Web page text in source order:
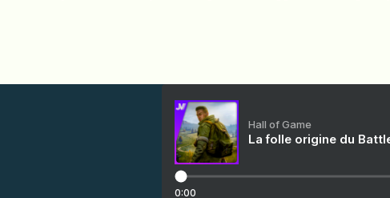
Hall of Game
La folle origine du
0:00